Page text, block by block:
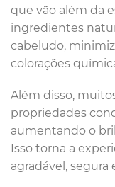
que vão além da
ingredientes
cabeludo,
colorações
Além disso,
propriedades
aumentando o
Isso torna a
agradável, segura